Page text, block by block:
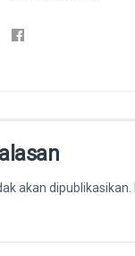
akan dipublikasikan.